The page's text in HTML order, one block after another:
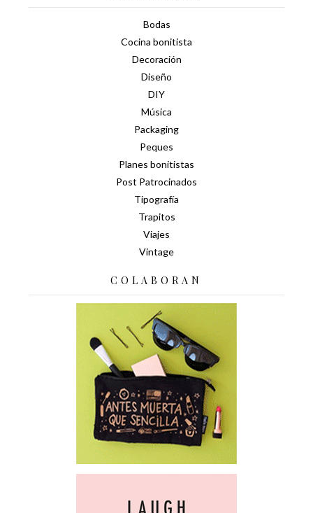
Bodas
Cocina bonitista
Decoración
Diseño
DIY
Música
Packaging
Peques
Planes bonitistas
Post Patrocinados
Tipografía
Trapitos
Viajes
Vintage
COLABORAN